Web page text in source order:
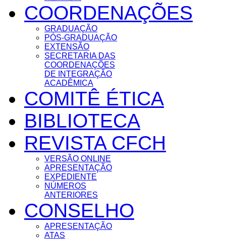
COORDENAÇÕES
GRADUAÇÃO
PÓS-GRADUAÇÃO
EXTENSÃO
SECRETARIA DAS
COORDENAÇÕES
DE INTEGRAÇÃO
ACADÊMICA
COMITÊ ÉTICA
BIBLIOTECA
REVISTA CFCH
VERSÃO ONLINE
APRESENTAÇÃO
EXPEDIENTE
NÚMEROS
ANTERIORES
CONSELHO
APRESENTAÇÃO
ATAS